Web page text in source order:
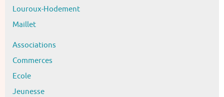
Louroux-Hodement
Maillet
Associations
Commerces
Ecole
Jeunesse